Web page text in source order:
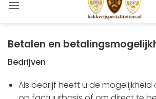
Betalen en
Bedrijven
Als bedrijf heeft u de mogelijkheid